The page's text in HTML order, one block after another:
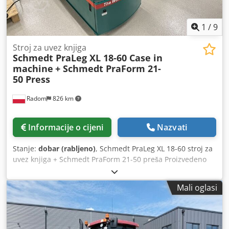
1 /9
Radom 826 km
Stroj za uvez knjiga
Schmedt PraLeg XL 18-60 Case in
machine + Schmedt PraForm 21-
50 Press
Informacije o cijeni Nazvati
Stanje: dobar (rabljeno), Schmedt PraLeg XL 18-60 stroj za
uvez knjiga + Schmedt PraForm 21-50 preša Proizvedeno
2022. Schmedt PraLeg XL 18-60 Stroj za umetanje knjižnog
bloka Stroj u dobrom stanju, spreman za rad. Stroj umeće
knjižni blok u prethodno pripremljene tvrde korice. Dvije
jedinice za nanošenje ljepila, glatko podešavanje debljine
ljepila. Dwedpezdazbjfx Anwsa Format: Visina bloka: 80 –
450 mm Širina bloka: 110 – 450 mm Debljina bloka: 2 – 80
Mali oglasi